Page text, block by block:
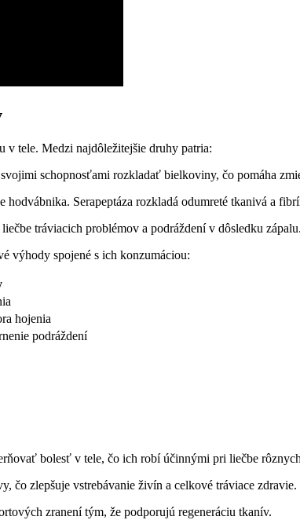
v tele. Medzi najdôležitejšie druhy patria:
svojimi schopnosťami rozkladať bielkoviny, čo pomáha
hodvábnika. Serapeptáza rozkladá odumreté tkanivá a
tráviacich problémov a podráždení v dôsledku zápalu.
výhody spojené s ich konzumáciou:
hojenia
podráždení
bolesť v tele, čo ich robí účinnými pri liečbe
čo zlepšuje vstrebávanie živín a celkové tráviace zdravie.
zranení tým, že podporujú regeneráciu tkanív.